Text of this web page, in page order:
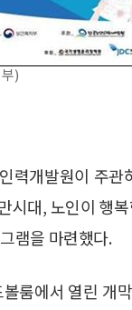
)
력개발원이 주
시대, 노인이 행
램을 마련했다.
룸에서 열린 개